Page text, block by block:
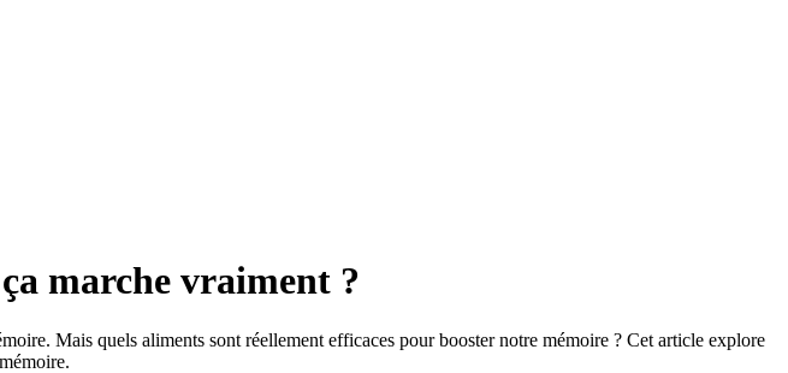
marche vraiment ?
Mais quels aliments sont réellement efficaces pour booster notre mémoire ? Cet article explore